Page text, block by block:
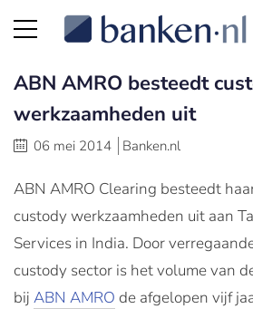
ABN AMRO besteedt
werkzaamheden uit
06 mei 2014 Banken.nl
ABN AMRO Clearing besteedt
custody werkzaamheden uit aan
Services in India. Door
custody sector is het volume van
bij ABN AMRO de afgelopen vijf